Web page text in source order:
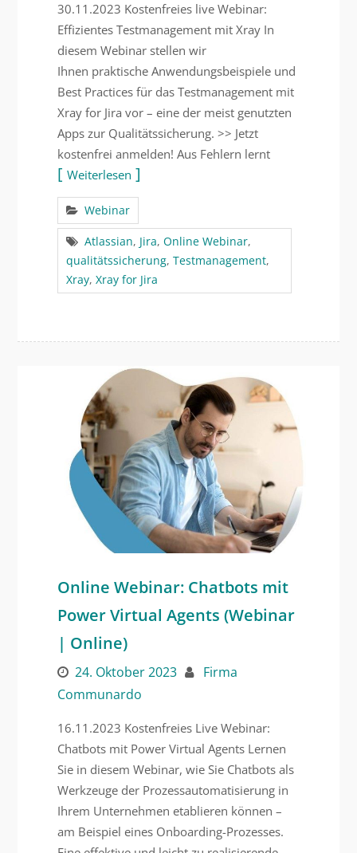
30.11.2023 Kostenfreies live Webinar:
Effizientes Testmanagement mit Xray In
diesem Webinar stellen wir
Ihnen praktische Anwendungsbeispiele und
Best Practices für das Testmanagement mit
Xray for Jira vor – eine der meist genutzten
Apps zur Qualitätssicherung. >> Jetzt
kostenfrei anmelden! Aus Fehlern lernt
Weiterlesen
Webinar
Atlassian, Jira, Online Webinar,
qualitätssicherung, Testmanagement,
Xray, Xray for Jira
Online Webinar: Chatbots mit
Power Virtual Agents (Webinar
| Online)
24. Oktober 2023
Firma
Communardo
16.11.2023 Kostenfreies Live Webinar:
Chatbots mit Power Virtual Agents Lernen
Sie in diesem Webinar, wie Sie Chatbots als
Werkzeuge der Prozessautomatisierung in
Ihrem Unternehmen etablieren können –
am Beispiel eines Onboarding-Prozesses.